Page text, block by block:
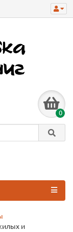
0
и